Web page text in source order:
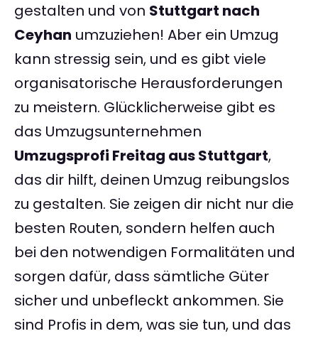
gestalten und von Stuttgart nach
Ceyhan umzuziehen! Aber ein Umzug
kann stressig sein, und es gibt viele
organisatorische Herausforderungen
zu meistern. Glücklicherweise gibt es
das Umzugsunternehmen
Umzugsprofi Freitag aus Stuttgart,
das dir hilft, deinen Umzug reibungslos
zu gestalten. Sie zeigen dir nicht nur die
besten Routen, sondern helfen auch
bei den notwendigen Formalitäten und
sorgen dafür, dass sämtliche Güter
sicher und unbefleckt ankommen. Sie
sind Profis in dem, was sie tun, und das